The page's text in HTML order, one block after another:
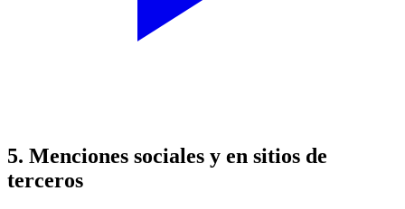
5. Menciones sociales y en sitios de
terceros